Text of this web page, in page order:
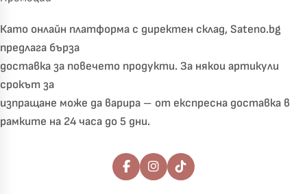
Като онлайн платформа с директен склад, Sateno.bg
предлага бърза
доставка за повечето продукти. За някои артикули
срокът за
изпращане може да варира – от експресна доставка в
рамките на 24 часа до 5 дни.
Последвайте ни